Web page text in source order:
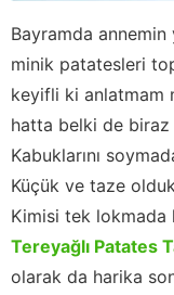
Bayramda annemin
minik patatesleri
keyifli ki anlatmam
hatta belki de biraz
Kabuklarını
Küçük ve taze
Kimisi tek lokmada
Tereyağlı Patates
olarak da harika